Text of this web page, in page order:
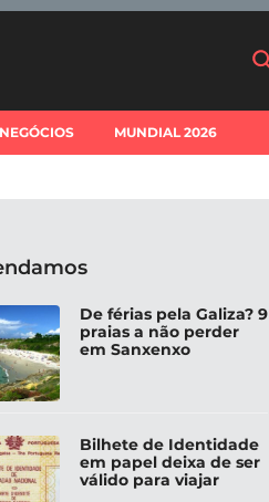
NEGÓCIOS MUNDIAL 2026
De férias pela Galiza? 9
praias a não perder
em Sanxenxo
Bilhete de Identidade
em papel deixa de ser
válido para viajar